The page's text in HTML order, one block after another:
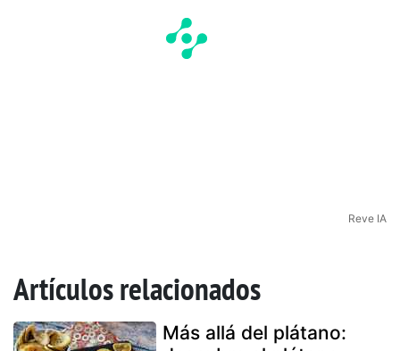
Reve IA
Artículos relacionados
Más allá del plátano: